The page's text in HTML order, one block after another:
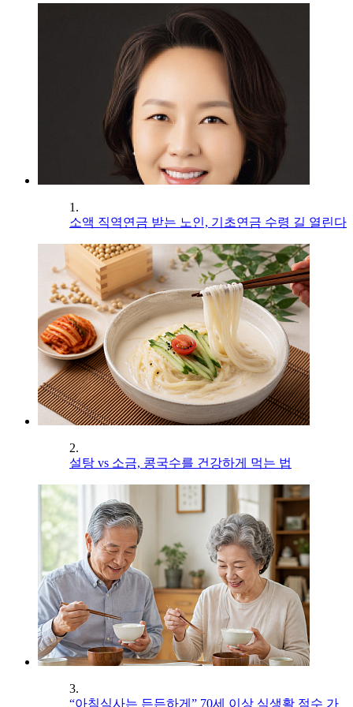
1.
소액 직역연금 받는 노인, 기초연금 수령 길 열린다
2.
설탕 vs 소금, 콩국수를 건강하게 먹는 법
3.
“아침식사는 든든하게” 70세 이상 식생활 점수 가